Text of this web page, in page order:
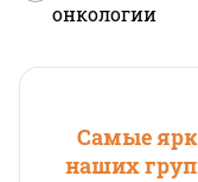
онкологии
Самые
наших